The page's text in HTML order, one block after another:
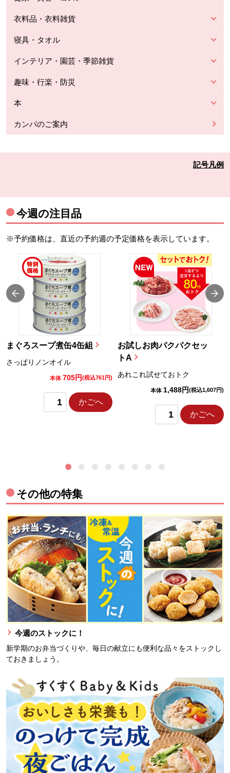
衣料品・衣料雑貨
寝具・タオル
インテリア・園芸・季節雑貨
趣味・行楽・防災
本
カンパのご案内
記号凡例
今週の注目品
※予約価格は、直近の予約週の予定価格を表示しています。
まぐろスープ煮缶4缶組
さっぱりノンオイル
本体 705円(税込761円)
かごへ
お試しお肉パクパクセッ
トA
あれこれ試せておトク
本体 1,488円(税込1,607円)
かごへ
その他の特集
今週のストックに！
新学期のお弁当づくりや、毎日の献立にも便利な品々をストックし
ておきましょう。